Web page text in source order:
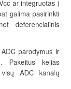
ar integruotas į
galima pasirinkti
deferencialinis
parodymus ir
Pakeitus kelias
ADC kanalų